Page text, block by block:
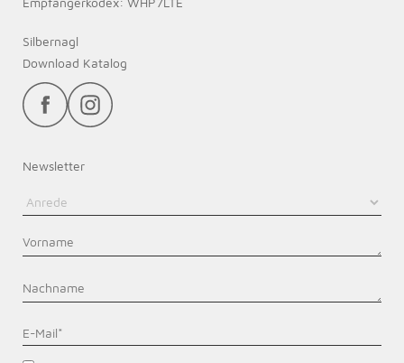
Silbernagl
Download Katalog
Newsletter